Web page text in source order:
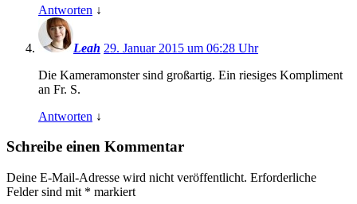
Antworten ↓
Leah 29. Januar 2015 um 06:28 Uhr
Die Kameramonster sind großartig. Ein riesiges Kompliment
an Fr. S.
Antworten ↓
Schreibe einen Kommentar
Deine E-Mail-Adresse wird nicht veröffentlicht. Erforderliche
Felder sind mit * markiert